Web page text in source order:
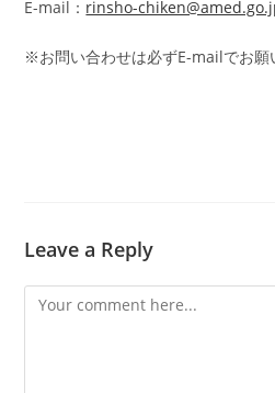
E-mail： rinsho-
※お問い合わせは必ずE-mailでお願
Leave a Reply
Comment